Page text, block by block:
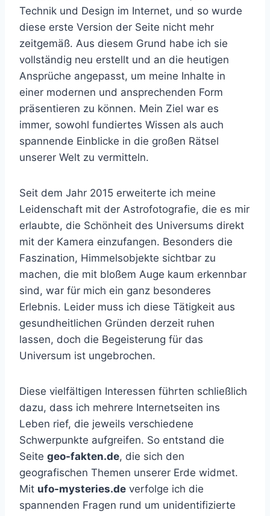
Technik und Design im Internet, und so wurde
diese erste Version der Seite nicht mehr
zeitgemäß. Aus diesem Grund habe ich sie
vollständig neu erstellt und an die heutigen
Ansprüche angepasst, um meine Inhalte in
einer modernen und ansprechenden Form
präsentieren zu können. Mein Ziel war es
immer, sowohl fundiertes Wissen als auch
spannende Einblicke in die großen Rätsel
unserer Welt zu vermitteln.
Seit dem Jahr 2015 erweiterte ich meine
Leidenschaft mit der Astrofotografie, die es mir
erlaubte, die Schönheit des Universums direkt
mit der Kamera einzufangen. Besonders die
Faszination, Himmelsobjekte sichtbar zu
machen, die mit bloßem Auge kaum erkennbar
sind, war für mich ein ganz besonderes
Erlebnis. Leider muss ich diese Tätigkeit aus
gesundheitlichen Gründen derzeit ruhen
lassen, doch die Begeisterung für das
Universum ist ungebrochen.
Diese vielfältigen Interessen führten schließlich
dazu, dass ich mehrere Internetseiten ins
Leben rief, die jeweils verschiedene
Schwerpunkte aufgreifen. So entstand die
Seite geo-fakten.de, die sich den
geografischen Themen unserer Erde widmet.
Mit ufo-mysteries.de verfolge ich die
spannenden Fragen rund um unidentifizierte